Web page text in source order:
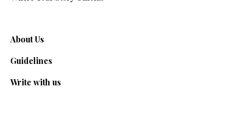
About Us
Guidelines
Write with us